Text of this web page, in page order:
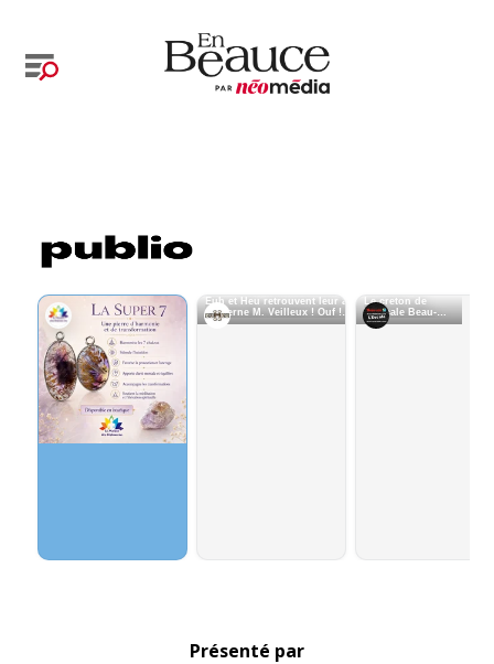
Présenté par